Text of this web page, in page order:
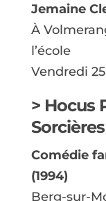
Jemaine
À
l’école
Vendredi
> Hocus
Sorcières
Comédie
(1994)
Berg-sur-